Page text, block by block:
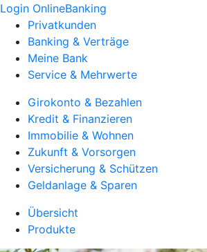
Login OnlineBanking
Privatkunden
Banking & Verträge
Meine Bank
Service & Mehrwerte
Girokonto & Bezahlen
Kredit & Finanzieren
Immobilie & Wohnen
Zukunft & Vorsorgen
Versicherung & Schützen
Geldanlage & Sparen
Übersicht
Produkte